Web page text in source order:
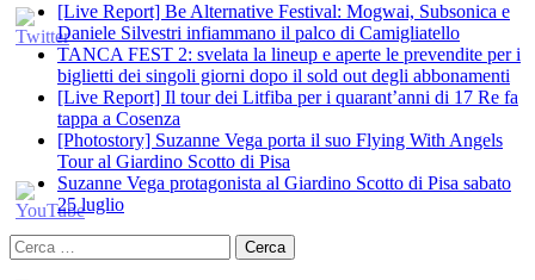
[Live Report] Be Alternative Festival: Mogwai, Subsonica e
Daniele Silvestri infiammano il palco di Camigliatello
TANCA FEST 2: svelata la lineup e aperte le prevendite per i
biglietti dei singoli giorni dopo il sold out degli abbonamenti
[Live Report] Il tour dei Litfiba per i quarant’anni di 17 Re fa
tappa a Cosenza
[Photostory] Suzanne Vega porta il suo Flying With Angels
Tour al Giardino Scotto di Pisa
Suzanne Vega protagonista al Giardino Scotto di Pisa sabato
25 luglio
Ricerca
per: